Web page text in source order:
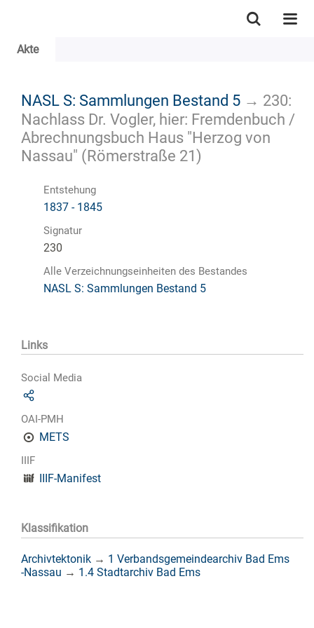
Akte
NASL S: Sammlungen Bestand 5 → 230:
Nachlass Dr. Vogler, hier: Fremdenbuch /
Abrechnungsbuch Haus "Herzog von
Nassau" (Römerstraße 21)
Entstehung
1837 - 1845
Signatur
230
Alle Verzeichnungseinheiten des Bestandes
NASL S: Sammlungen Bestand 5
Links
Social Media
OAI-PMH
METS
IIIF
IIIF-Manifest
Klassifikation
Archivtektonik → 1 Verbandsgemeindearchiv Bad Ems
-Nassau → 1.4 Stadtarchiv Bad Ems